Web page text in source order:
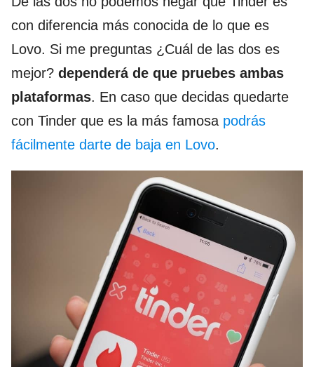
con diferencia más conocida de lo que es
Lovo. Si me preguntas ¿Cuál de las dos es
mejor? dependerá de que pruebes ambas
plataformas. En caso que decidas quedarte
con Tinder que es la más famosa podrás
fácilmente darte de baja en Lovo.